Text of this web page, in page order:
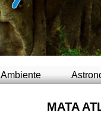
Ambiente
MATA